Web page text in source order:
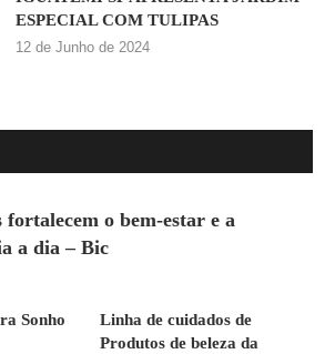
ESPECIAL COM TULIPAS
12 de Junho de 2024
fortalecem o bem-estar e a
a dia – Bic
Sonho
Linha de cuidados de
Produtos de beleza da